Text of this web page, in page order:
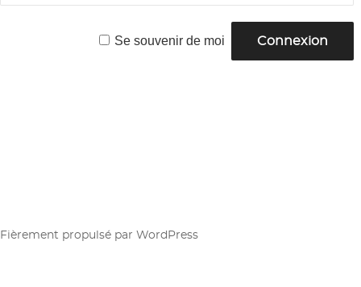
Se souvenir de moi
Fièrement propulsé par WordPress